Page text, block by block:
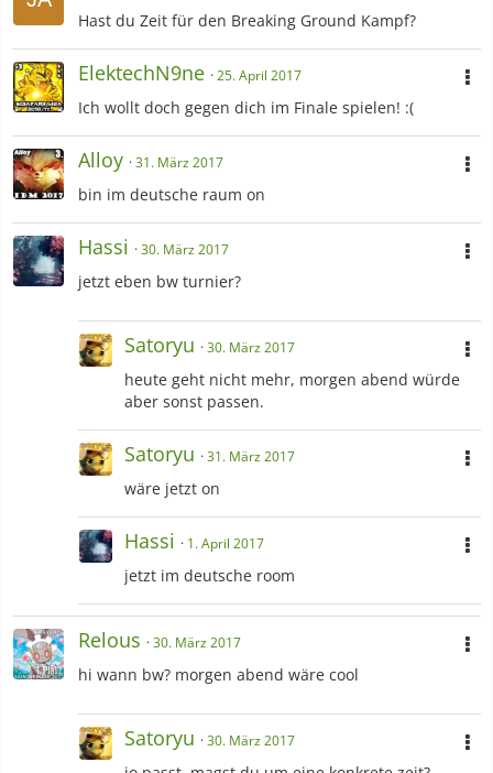
Hast du Zeit für den Breaking Ground Kampf?
ElektechN9ne 25. April 2017
Ich wollt doch gegen dich im Finale spielen! :(
Alloy 31. März 2017
bin im deutsche raum on
Hassi 30. März 2017
jetzt eben bw turnier?
Satoryu 30. März 2017
heute geht nicht mehr, morgen abend würde
aber sonst passen.
Satoryu 31. März 2017
wäre jetzt on
Hassi 1. April 2017
jetzt im deutsche room
Relous 30. März 2017
hi wann bw? morgen abend wäre cool
Satoryu 30. März 2017